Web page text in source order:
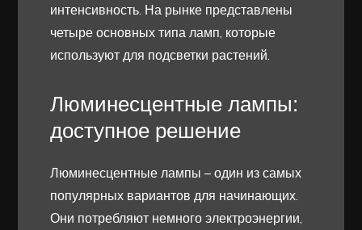
интенсивность. На рынке представлены
четыре основных типа ламп, которые
используют для подсветки растений.
Люминесцентные лампы:
доступное решение
Люминесцентные лампы – один из самых
популярных вариантов для начинающих.
Они потребляют немного электроэнергии,